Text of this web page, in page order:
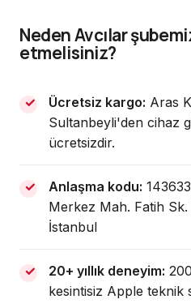
Neden Avcılar
etmelisiniz?
Ücretsiz kargo: Aras
Sultanbeyli'den cihaz
ücretsizdir.
Anlaşma kodu:
Merkez Mah. Fatih
İstanbul
20+ yıllık deneyim:
kesintisiz Apple teknik